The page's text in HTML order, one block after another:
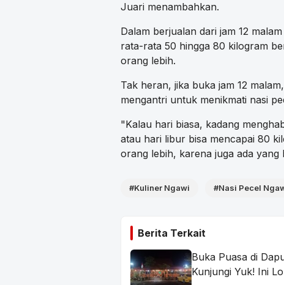
Juari menambahkan.
Dalam berjualan dari jam 12
rata-rata 50 hingga 80 kilogram
orang lebih.
Tak heran, jika buka jam 12
mengantri untuk menikmati nasi
"Kalau hari biasa, kadang
atau hari libur bisa mencapai 80
orang lebih, karena juga ada
#Kuliner Ngawi #Nasi Pecel
Berita Terkait
Buka Puasa di
Kunjungi Yuk! Ini